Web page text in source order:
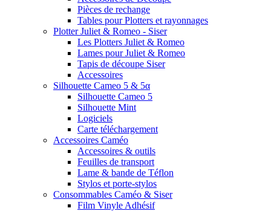
Pièces de rechange
Tables pour Plotters et rayonnages
Plotter Juliet & Romeo - Siser
Les Plotters Juliet & Romeo
Lames pour Juliet & Romeo
Tapis de découpe Siser
Accessoires
Silhouette Cameo 5 & 5α
Silhouette Cameo 5
Silhouette Mint
Logiciels
Carte téléchargement
Accessoires Caméo
Accessoires & outils
Feuilles de transport
Lame & bande de Téflon
Stylos et porte-stylos
Consommables Caméo & Siser
Film Vinyle Adhésif